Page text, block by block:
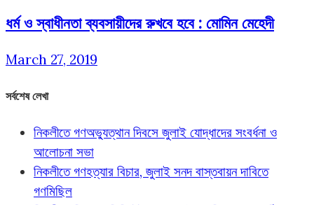
ধর্ম ও স্বাধীনতা ব্যবসায়ীদের রুখবে হবে : মোমিন মেহেদী
March 27, 2019
সর্বশেষ লেখা
নিকলীতে গণঅভ্যুত্থান দিবসে জুলাই যোদ্ধাদের সংবর্ধনা ও
আলোচনা সভা
নিকলীতে গণহত্যার বিচার, জুলাই সনদ বাস্তবায়ন দাবিতে
গণমিছিল